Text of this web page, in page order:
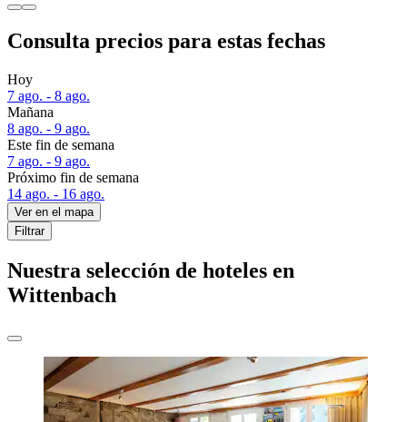
Consulta precios para estas fechas
Hoy
7 ago. - 8 ago.
Mañana
8 ago. - 9 ago.
Este fin de semana
7 ago. - 9 ago.
Próximo fin de semana
14 ago. - 16 ago.
Ver en el mapa
Filtrar
Nuestra selección de hoteles en
Wittenbach